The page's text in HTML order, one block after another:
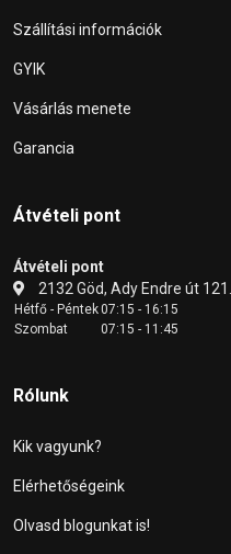
Szállítási információk
GYIK
Vásárlás menete
Garancia
Átvételi pont
Átvételi pont
2132 Göd, Ady Endre út 121.
Hétfő - Péntek07:15 - 16:15
Szombat
07:15 - 11:45
Rólunk
Kik vagyunk?
Elérhetőségeink
Olvasd blogunkat is!